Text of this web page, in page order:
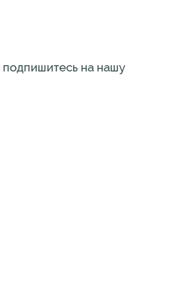
подпишитесь на нашу